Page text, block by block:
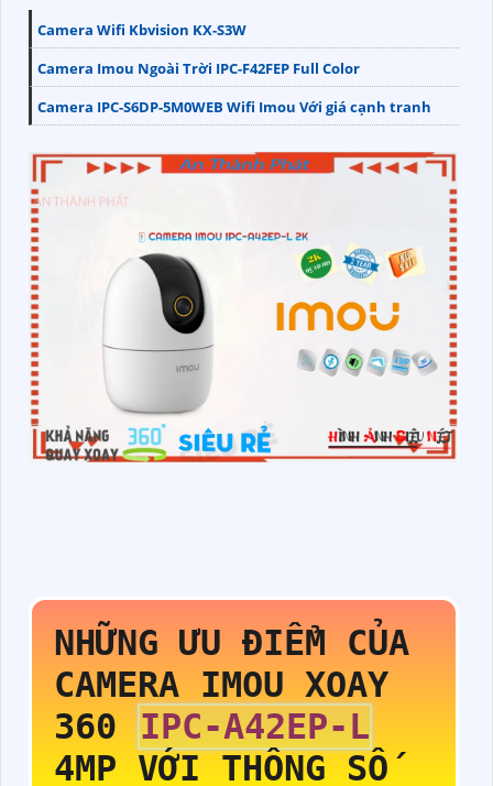
Camera Wifi Kbvision KX-S3W
Camera Imou Ngoài Trời IPC-F42FEP Full Color
Camera IPC-S6DP-5M0WEB Wifi Imou Với giá cạnh tranh
NHỮNG ƯU ĐIỂM CỦA
CAMERA IMOU XOAY
360
IPC-A42EP-L
4MP VỚI THÔNG SỐ